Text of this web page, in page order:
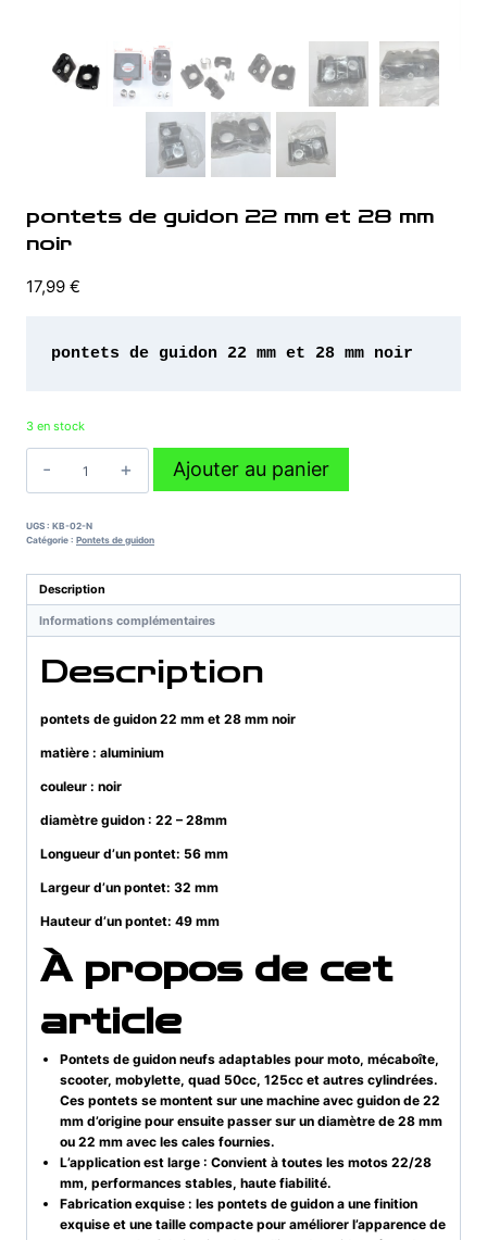
pontets de guidon 22 mm et 28 mm
noir
17,99 €
pontets de guidon 22 mm et 28 mm noir
3 en stock
de
guidon
mm
et
28
noir
Ajouter au panier
UGS : KB-02-N
Catégorie : Pontets de guidon
Description
Informations complémentaires
Description
pontets de guidon 22 mm et 28 mm noir
matière : aluminium
couleur : noir
diamètre guidon : 22 – 28mm
Longueur d’un pontet: 56 mm
Largeur d’un pontet: 32 mm
Hauteur d’un pontet: 49 mm
À propos de cet
article
Pontets de guidon neufs adaptables pour moto, mécaboîte,
scooter, mobylette, quad 50cc, 125cc et autres cylindrées.
Ces pontets se montent sur une machine avec guidon de 22
mm d’origine pour ensuite passer sur un diamètre de 28 mm
ou 22 mm avec les cales fournies.
L’application est large : Convient à toutes les motos 22/28
mm, performances stables, haute fiabilité.
Fabrication exquise : les pontets de guidon a une finition
exquise et une taille compacte pour améliorer l’apparence de